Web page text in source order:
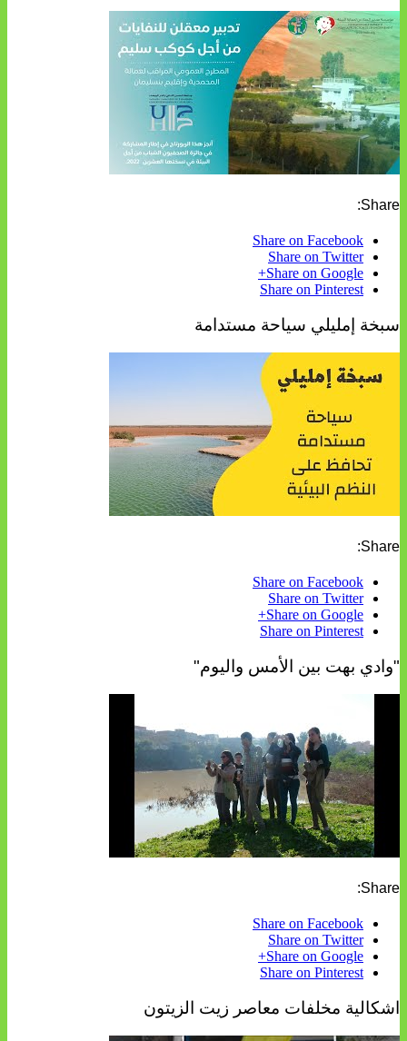
Share:
Share on Facebook
Share on Twitter
Share on Google+
Share on Pinterest
سبخة إمليلي سياحة مستدامة
Share:
Share on Facebook
Share on Twitter
Share on Google+
Share on Pinterest
"وادي بهت بين الأمس واليوم"
Share:
Share on Facebook
Share on Twitter
Share on Google+
Share on Pinterest
اشكالية مخلفات معاصر زيت الزيتون